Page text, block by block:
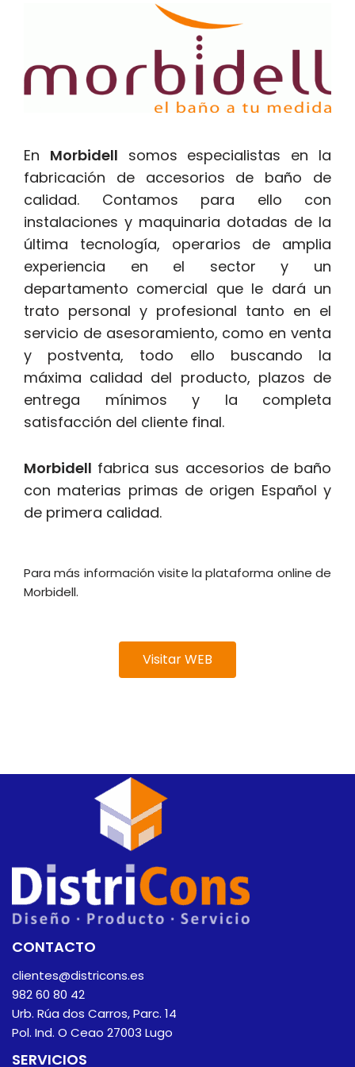
En Morbidell somos especialistas en la
fabricación de accesorios de baño de
calidad. Contamos para ello con
instalaciones y maquinaria dotadas de la
última tecnología, operarios de amplia
experiencia en el sector y un
departamento comercial que le dará un
trato personal y profesional tanto en el
servicio de asesoramiento, como en venta
y postventa, todo ello buscando la
máxima calidad del producto, plazos de
entrega mínimos y la completa
satisfacción del cliente final.
Morbidell fabrica sus accesorios de baño
con materias primas de origen Español y
de primera calidad.
Para más información visite la plataforma online de
Morbidell.
Visitar WEB
CONTACTO
clientes@districons.es
982 60 80 42
Urb. Rúa dos Carros, Parc. 14
Pol. Ind. O Ceao 27003 Lugo
SERVICIOS